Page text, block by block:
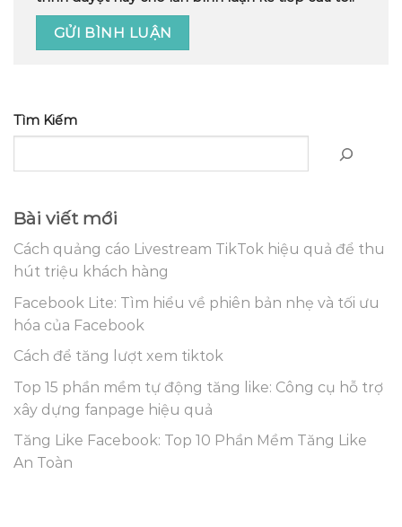
Tìm Kiếm
Bài viết mới
Cách quảng cáo Livestream TikTok hiệu quả để thu
hút triệu khách hàng
Facebook Lite: Tìm hiểu về phiên bản nhẹ và tối ưu
hóa của Facebook
Cách để tăng lượt xem tiktok
Top 15 phần mềm tự động tăng like: Công cụ hỗ trợ
xây dựng fanpage hiệu quả
Tăng Like Facebook: Top 10 Phần Mềm Tăng Like
An Toàn